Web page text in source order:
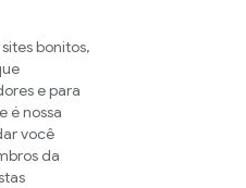
bonitos,
e para
é nossa
você
da